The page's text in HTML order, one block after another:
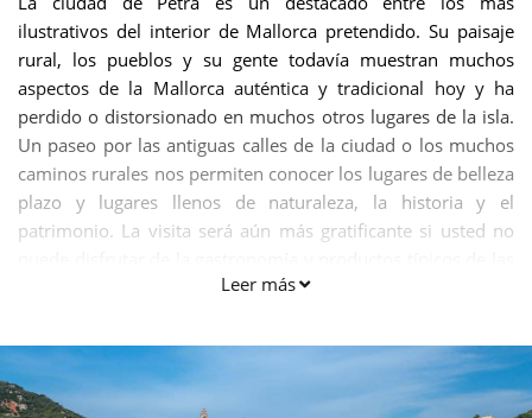
ilustrativos del interior de Mallorca pretendido. Su paisaje
rural, los pueblos y su gente todavía muestran muchos
aspectos de la Mallorca auténtica y tradicional hoy y ha
perdido o distorsionado en muchos otros lugares de la isla.
Un paseo por las antiguas calles de la ciudad o los muchos
caminos rurales nos permiten conocer los lugares de belleza
plazo y lugares llenos de naturaleza, la historia y el
patrimonio. La visita será aún más gratificante si usted no
Leer más